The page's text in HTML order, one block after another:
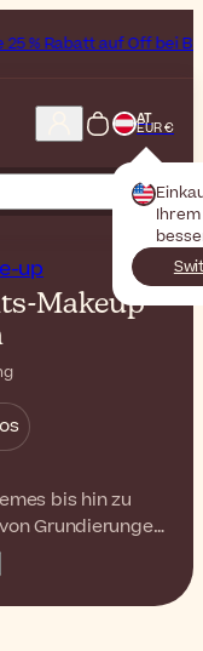
Off bei Bioderma, der
AT
EUR €
up
Makeup
bis hin zu
Grundierungen
up-Produkte
natürlichen,